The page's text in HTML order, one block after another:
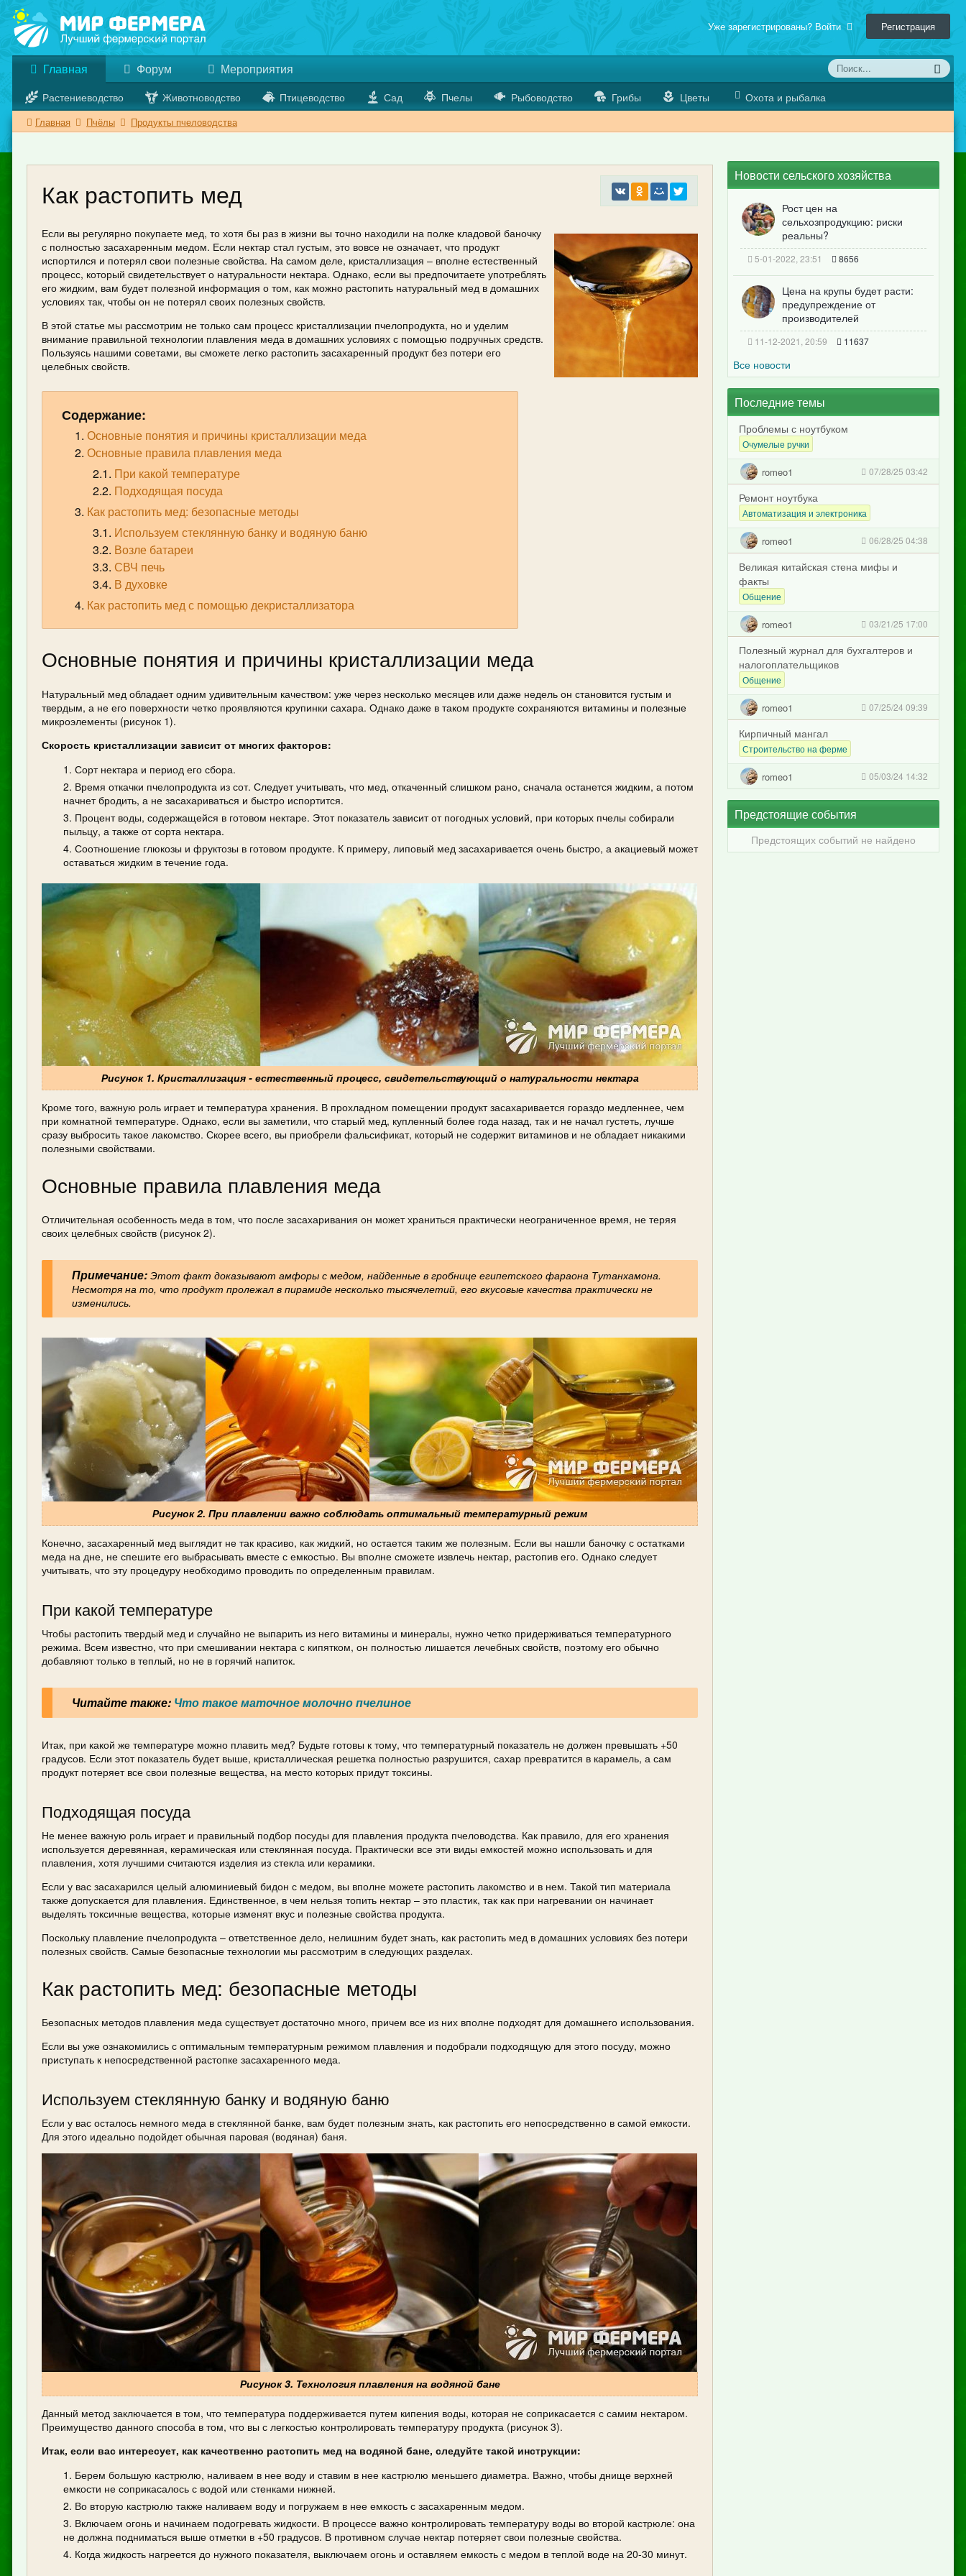
Уже зарегистрированы? Войти Регистрация
Главная
Растениеводство Животноводство Птицеводство Сад Пчелы Рыбоводство Грибы Цветы Охота и рыбалка
Форум Мероприятия
Главная Пчёлы Продукты пчеловодства
Как растопить мед
Если вы регулярно покупаете мед, то хотя бы раз в жизни вы точно находили на полке кладовой баночку
с полностью засахаренным медом. Если нектар стал густым, это вовсе не означает, что продукт
испортился и потерял свои полезные свойства. На самом деле, кристаллизация – вполне естественный
процесс, который свидетельствует о натуральности нектара. Однако, если вы предпочитаете употреблять
его жидким, вам будет полезной информация о том, как можно растопить натуральный мед в домашних
условиях так, чтобы он не потерял своих полезных свойств.
В этой статье мы рассмотрим не только сам процесс кристаллизации пчелопродукта, но и уделим
внимание правильной технологии плавления меда в домашних условиях с помощью подручных средств.
Пользуясь нашими советами, вы сможете легко растопить засахаренный продукт без потери его
целебных свойств.
Содержание:
Основные понятия и причины кристаллизации меда
Основные правила плавления меда
При какой температуре
Подходящая посуда
Как растопить мед: безопасные методы
Используем стеклянную банку и водяную баню
Возле батареи
СВЧ печь
В духовке
Как растопить мед с помощью декристаллизатора
Основные понятия и причины кристаллизации меда
Натуральный мед обладает одним удивительным качеством: уже через несколько месяцев или даже недель он становится густым и
твердым, а не его поверхности четко проявляются крупинки сахара. Однако даже в таком продукте сохраняются витамины и полезные
микроэлементы (рисунок 1).
Скорость кристаллизации зависит от многих факторов:
Сорт нектара и период его сбора.
Время откачки пчелопродукта из сот. Следует учитывать, что мед, откаченный слишком рано, сначала останется жидким, а потом
начнет бродить, а не засахариваться и быстро испортится.
Процент воды, содержащейся в готовом нектаре. Этот показатель зависит от погодных условий, при которых пчелы собирали
пыльцу, а также от сорта нектара.
Соотношение глюкозы и фруктозы в готовом продукте. К примеру, липовый мед засахаривается очень быстро, а акациевый может
оставаться жидким в течение года.
Рисунок 1. Кристаллизация - естественный процесс, свидетельствующий о натуральности нектара
Кроме того, важную роль играет и температура хранения. В прохладном помещении продукт засахаривается гораздо медленнее, чем
при комнатной температуре. Однако, если вы заметили, что старый мед, купленный более года назад, так и не начал густеть, лучше
сразу выбросить такое лакомство. Скорее всего, вы приобрели фальсификат, который не содержит витаминов и не обладает никакими
полезными свойствами.
Основные правила плавления меда
Отличительная особенность меда в том, что после засахаривания он может храниться практически неограниченное время, не теряя
своих целебных свойств (рисунок 2).
Примечание: Этот факт доказывают амфоры с медом, найденные в гробнице египетского фараона Тутанхамона.
Несмотря на то, что продукт пролежал в пирамиде несколько тысячелетий, его вкусовые качества практически не
изменились.
Рисунок 2. При плавлении важно соблюдать оптимальный температурный режим
Конечно, засахаренный мед выглядит не так красиво, как жидкий, но остается таким же полезным. Если вы нашли баночку с остатками
меда на дне, не спешите его выбрасывать вместе с емкостью. Вы вполне сможете извлечь нектар, растопив его. Однако следует
учитывать, что эту процедуру необходимо проводить по определенным правилам.
При какой температуре
Чтобы растопить твердый мед и случайно не выпарить из него витамины и минералы, нужно четко придерживаться температурного
режима. Всем известно, что при смешивании нектара с кипятком, он полностью лишается лечебных свойств, поэтому его обычно
добавляют только в теплый, но не в горячий напиток.
Читайте также: Что такое маточное молочно пчелиное
Итак, при какой же температуре можно плавить мед? Будьте готовы к тому, что температурный показатель не должен превышать +50
градусов. Если этот показатель будет выше, кристаллическая решетка полностью разрушится, сахар превратится в карамель, а сам
продукт потеряет все свои полезные вещества, на место которых придут токсины.
Подходящая посуда
Не менее важную роль играет и правильный подбор посуды для плавления продукта пчеловодства. Как правило, для его хранения
используется деревянная, керамическая или стеклянная посуда. Практически все эти виды емкостей можно использовать и для
плавления, хотя лучшими считаются изделия из стекла или керамики.
Если у вас засахарился целый алюминиевый бидон с медом, вы вполне можете растопить лакомство и в нем. Такой тип материала
также допускается для плавления. Единственное, в чем нельзя топить нектар – это пластик, так как при нагревании он начинает
выделять токсичные вещества, которые изменят вкус и полезные свойства продукта.
Поскольку плавление пчелопродукта – ответственное дело, нелишним будет знать, как растопить мед в домашних условиях без потери
полезных свойств. Самые безопасные технологии мы рассмотрим в следующих разделах.
Как растопить мед: безопасные методы
Безопасных методов плавления меда существует достаточно много, причем все из них вполне подходят для домашнего использования.
Если вы уже ознакомились с оптимальным температурным режимом плавления и подобрали подходящую для этого посуду, можно
приступать к непосредственной растопке засахаренного меда.
Используем стеклянную банку и водяную баню
Если у вас осталось немного меда в стеклянной банке, вам будет полезным знать, как растопить его непосредственно в самой емкости.
Для этого идеально подойдет обычная паровая (водяная) баня.
Рисунок 3. Технология плавления на водяной бане
Данный метод заключается в том, что температура поддерживается путем кипения воды, которая не соприкасается с самим нектаром.
Преимущество данного способа в том, что вы с легкостью контролировать температуру продукта (рисунок 3).
Итак, если вас интересует, как качественно растопить мед на водяной бане, следуйте такой инструкции:
Берем большую кастрюлю, наливаем в нее воду и ставим в нее кастрюлю меньшего диаметра. Важно, чтобы днище верхней
емкости не соприкасалось с водой или стенками нижней.
Во вторую кастрюлю также наливаем воду и погружаем в нее емкость с засахаренным медом.
Включаем огонь и начинаем подогревать жидкости. В процессе важно контролировать температуру воды во второй кастрюле: она
не должна подниматься выше отметки в +50 градусов. В противном случае нектар потеряет свои полезные свойства.
Когда жидкость нагреется до нужного показателя, выключаем огонь и оставляем емкость с медом в теплой воде на 20-30 минут.
Новости сельского хозяйства
Рост цен на
сельхозпродукцию: риски
реальны?
5-01-2022, 23:51 8656
Цена на крупы будет расти:
предупреждение от
производителей
11-12-2021, 20:59 11637
Все новости
Последние темы
Проблемы с ноутбуком
Очумелые ручки
romeo1 07/28/25 03:42
Ремонт ноутбука
Автоматизация и электроника
romeo1 06/28/25 04:38
Великая китайская стена мифы и
факты
Общение
romeo1 03/21/25 17:00
Полезный журнал для бухгалтеров и
налогоплательщиков
Общение
romeo1 07/25/24 09:39
Кирпичный мангал
Строительство на ферме
romeo1 05/03/24 14:32
Предстоящие события
Предстоящих событий не найдено